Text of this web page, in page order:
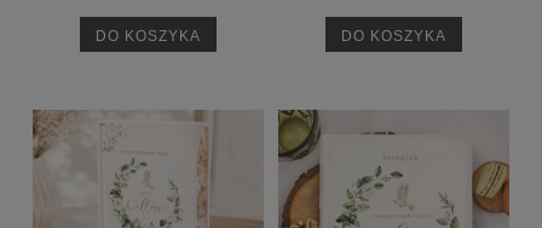
DO KOSZYKA DO KOSZYKA